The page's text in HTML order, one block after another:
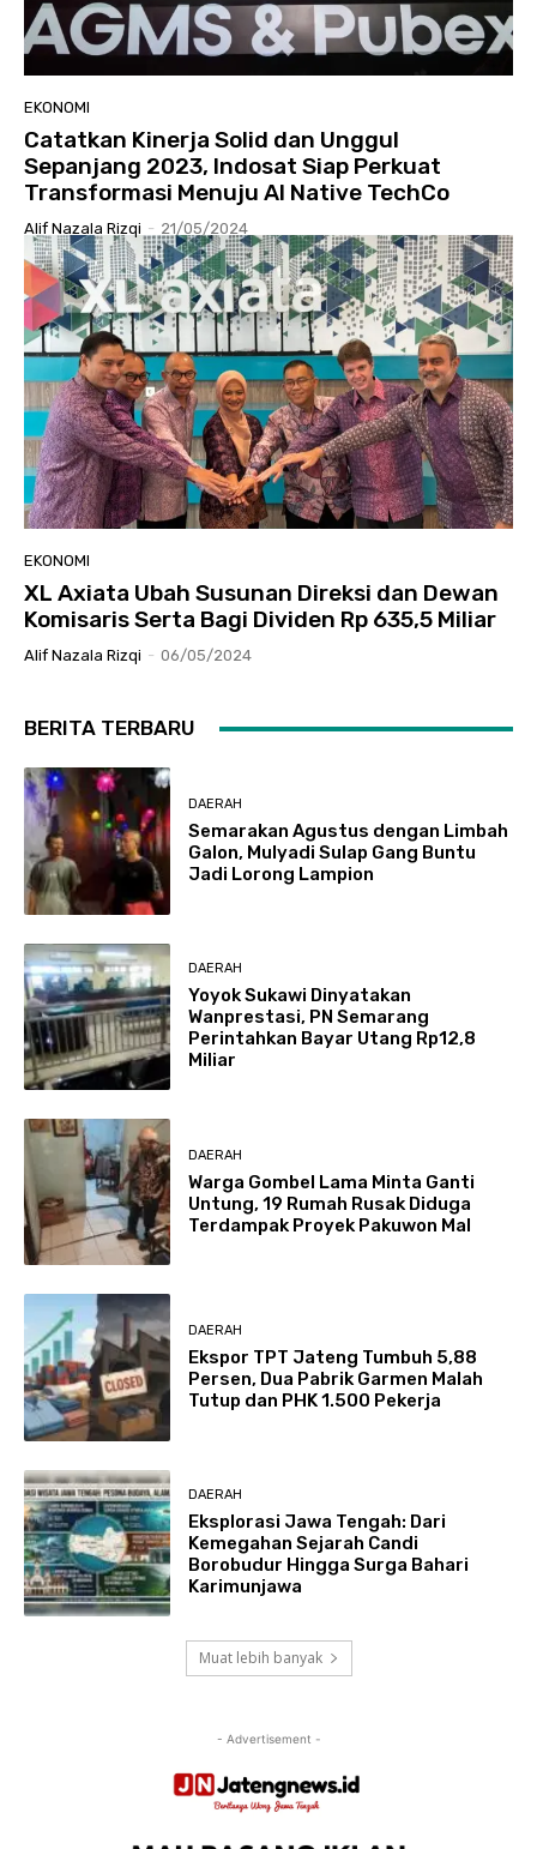
EKONOMI
Catatkan Kinerja Solid dan Unggul
Sepanjang 2023, Indosat Siap Perkuat
Transformasi Menuju AI Native TechCo
Alif Nazala Rizqi - 21/05/2024
EKONOMI
XL Axiata Ubah Susunan Direksi dan Dewan
Komisaris Serta Bagi Dividen Rp 635,5 Miliar
Alif Nazala Rizqi - 06/05/2024
BERITA TERBARU
DAERAH
Semarakan Agustus dengan Limbah
Galon, Mulyadi Sulap Gang Buntu
Jadi Lorong Lampion
DAERAH
Yoyok Sukawi Dinyatakan
Wanprestasi, PN Semarang
Perintahkan Bayar Utang Rp12,8
Miliar
DAERAH
Warga Gombel Lama Minta Ganti
Untung, 19 Rumah Rusak Diduga
Terdampak Proyek Pakuwon Mal
DAERAH
Ekspor TPT Jateng Tumbuh 5,88
Persen, Dua Pabrik Garmen Malah
Tutup dan PHK 1.500 Pekerja
DAERAH
Eksplorasi Jawa Tengah: Dari
Kemegahan Sejarah Candi
Borobudur Hingga Surga Bahari
Karimunjawa
Muat lebih banyak
- Advertisement -